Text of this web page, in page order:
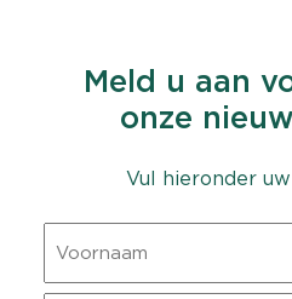
Meld u aan
onze
Vul hieronder